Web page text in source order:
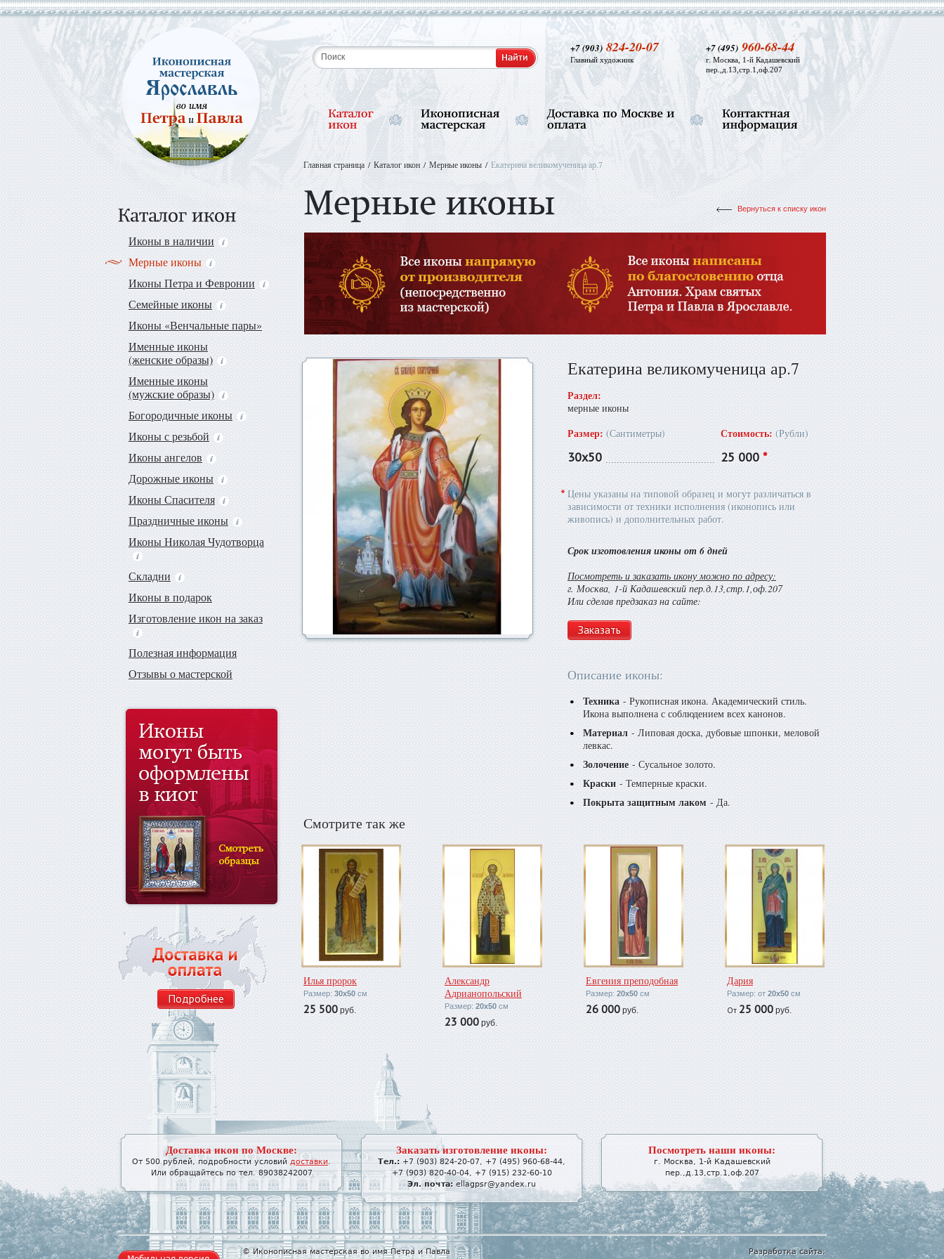
+7 (495)960-68-44
г. Москва, 1-й Кадашевский
пер.,д.13,стр.1,оф.207
+7 (903)824-20-07
Главный художник
Иконы в наличии
Мерные иконы
Иконы Петра и Февронии
Семейные иконы
Иконы «Венчальные пары»
Именные иконы
(женские образы)
Именные иконы
(мужские образы)
Богородичные иконы
Иконы с резьбой
Иконы ангелов
Дорожные иконы
Иконы Спасителя
Праздничные иконы
Иконы Николая Чудотворца
Складни
Иконы в подарок
Изготовление икон на заказ
Полезная информация
Отзывы о мастерской
Подробнее
Главная страница Каталог икон Мерные иконы Екатерина великомученица ар.7
Вернуться к списку икон
Екатерина великомученица ар.7
Раздел:
мерные иконы
Размер: (Сантиметры) Стоимость: (Рубли)
30х50 25 000 *
* Цены указаны на типовой образец и могут различаться в
зависимости от техники исполнения (иконопись или
живопись) и дополнительных работ.
Срок изготовления иконы от 6 дней
Посмотреть и заказать икону можно по адресу:
г. Москва, 1-й Кадашевский пер.д.13,стр.1,оф.207
Или сделав предзаказ на сайте:
Заказать
Описание иконы:
Техника - Рукописная икона. Академический стиль.
Икона выполнена с соблюдением всех канонов.
Материал - Липовая доска, дубовые шпонки, меловой
левкас.
Золочение - Сусальное золото.
Краски - Темперные краски.
Покрыта защитным лаком - Да.
Смотрите так же
Илья пророк
Размер: 30х50 см
25 500 руб.
Александр
Адрианопольский
Размер: 20х50 см
23 000 руб.
Евгения преподобная
Размер: 20х50 см
26 000 руб.
Дария
Размер: от 20х50 см
От 25 000 руб.
Доставка икон по Москве:
От 500 рублей, подробности условийдоставки.
Или обращайтесь по тел. 89038242007
Заказать изготовление иконы:
Тел.: +7 (903) 824-20-07, +7 (495) 960-68-44,
+7 (903) 820-40-04, +7 (915) 232-60-10
Эл. почта: ellagpsr@yandex.ru
Посмотреть наши иконы:
г. Москва, 1-й Кадашевский
пер.,д.13,стр.1,оф.207
© Иконописная мастерская во имя Петра и Павла Разработка сайта: